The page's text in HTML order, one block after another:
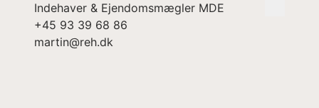
Indehaver & Ejendomsmægler MDE
+45 93 39 68 86
martin@reh.dk